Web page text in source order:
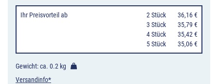
Ihr Preisvorteil ab 2 Stück
36,16 €
3 Stück
35,79 €
4 Stück
35,42 €
5 Stück 35,06 €
Gewicht: ca. 0.2 kg
Versandinfo*